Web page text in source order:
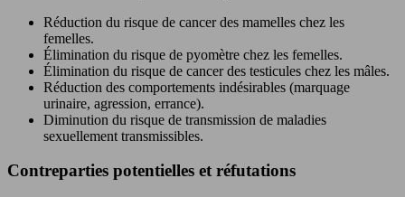
Réduction du risque de cancer des mamelles chez les
femelles.
Élimination du risque de pyomètre chez les femelles.
Élimination du risque de cancer des testicules chez les mâles.
Réduction des comportements indésirables (marquage
urinaire, agression, errance).
Diminution du risque de transmission de maladies
sexuellement transmissibles.
Contreparties potentielles et réfutations